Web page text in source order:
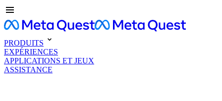
PRODUITS
EXPÉRIENCES
APPLICATIONS ET JEUX
ASSISTANCE